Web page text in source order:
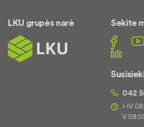
LKU grupės narė Sekite
042
I-IV
V